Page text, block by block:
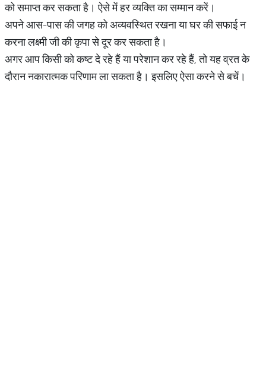
को समाप्त कर सकता है। ऐसे में हर व्यक्ति का सम्मान करें।
अपने आस-पास की जगह को अव्यवस्थित रखना या घर की सफाई न
करना लक्ष्मी जी की कृपा से दूर कर सकता है।
अगर आप किसी को कष्ट दे रहे हैं या परेशान कर रहे हैं, तो यह व्रत के
दौरान नकारात्मक परिणाम ला सकता है। इसलिए ऐसा करने से बचें।